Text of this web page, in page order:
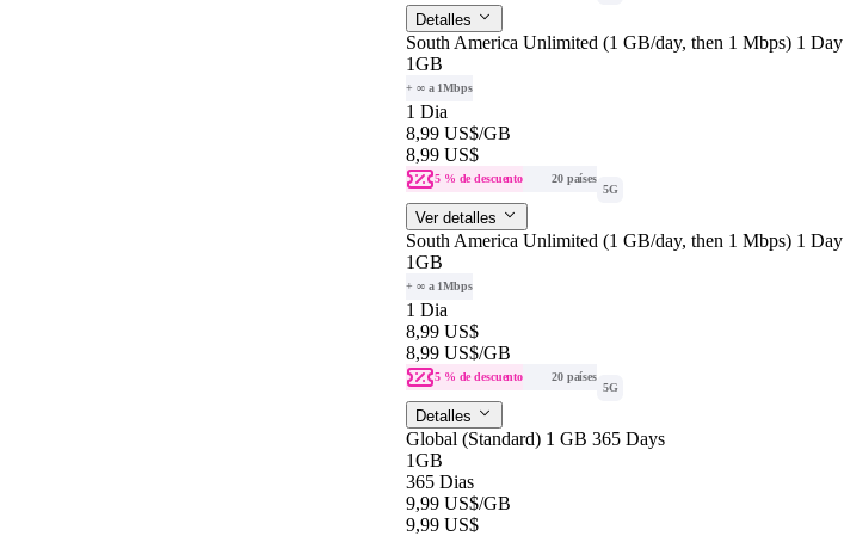
Detalles
South America Unlimited (1 GB/day, then 1 Mbps) 1 Day
1GB
+ ∞ a 1Mbps
1 Dia
8,99 US$/GB
8,99 US$
5 % de descuento
20 países
5G
Ver detalles
South America Unlimited (1 GB/day, then 1 Mbps) 1 Day
1GB
+ ∞ a 1Mbps
1 Dia
8,99 US$
8,99 US$/GB
5 % de descuento
20 países
5G
Detalles
Global (Standard) 1 GB 365 Days
1GB
365 Dias
9,99 US$/GB
9,99 US$